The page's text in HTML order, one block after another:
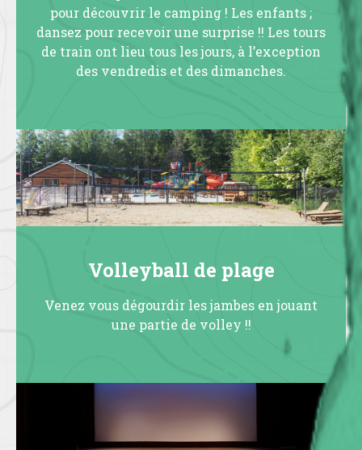
pour découvrir le camping ! Les enfants ;
dansez pour recevoir une surprise !! Les tours
de train ont lieu tous les jours, à l’exception
des vendredis et des dimanches.
Volleyball de plage
Venez vous dégourdir les jambes en jouant
une partie de volley !!